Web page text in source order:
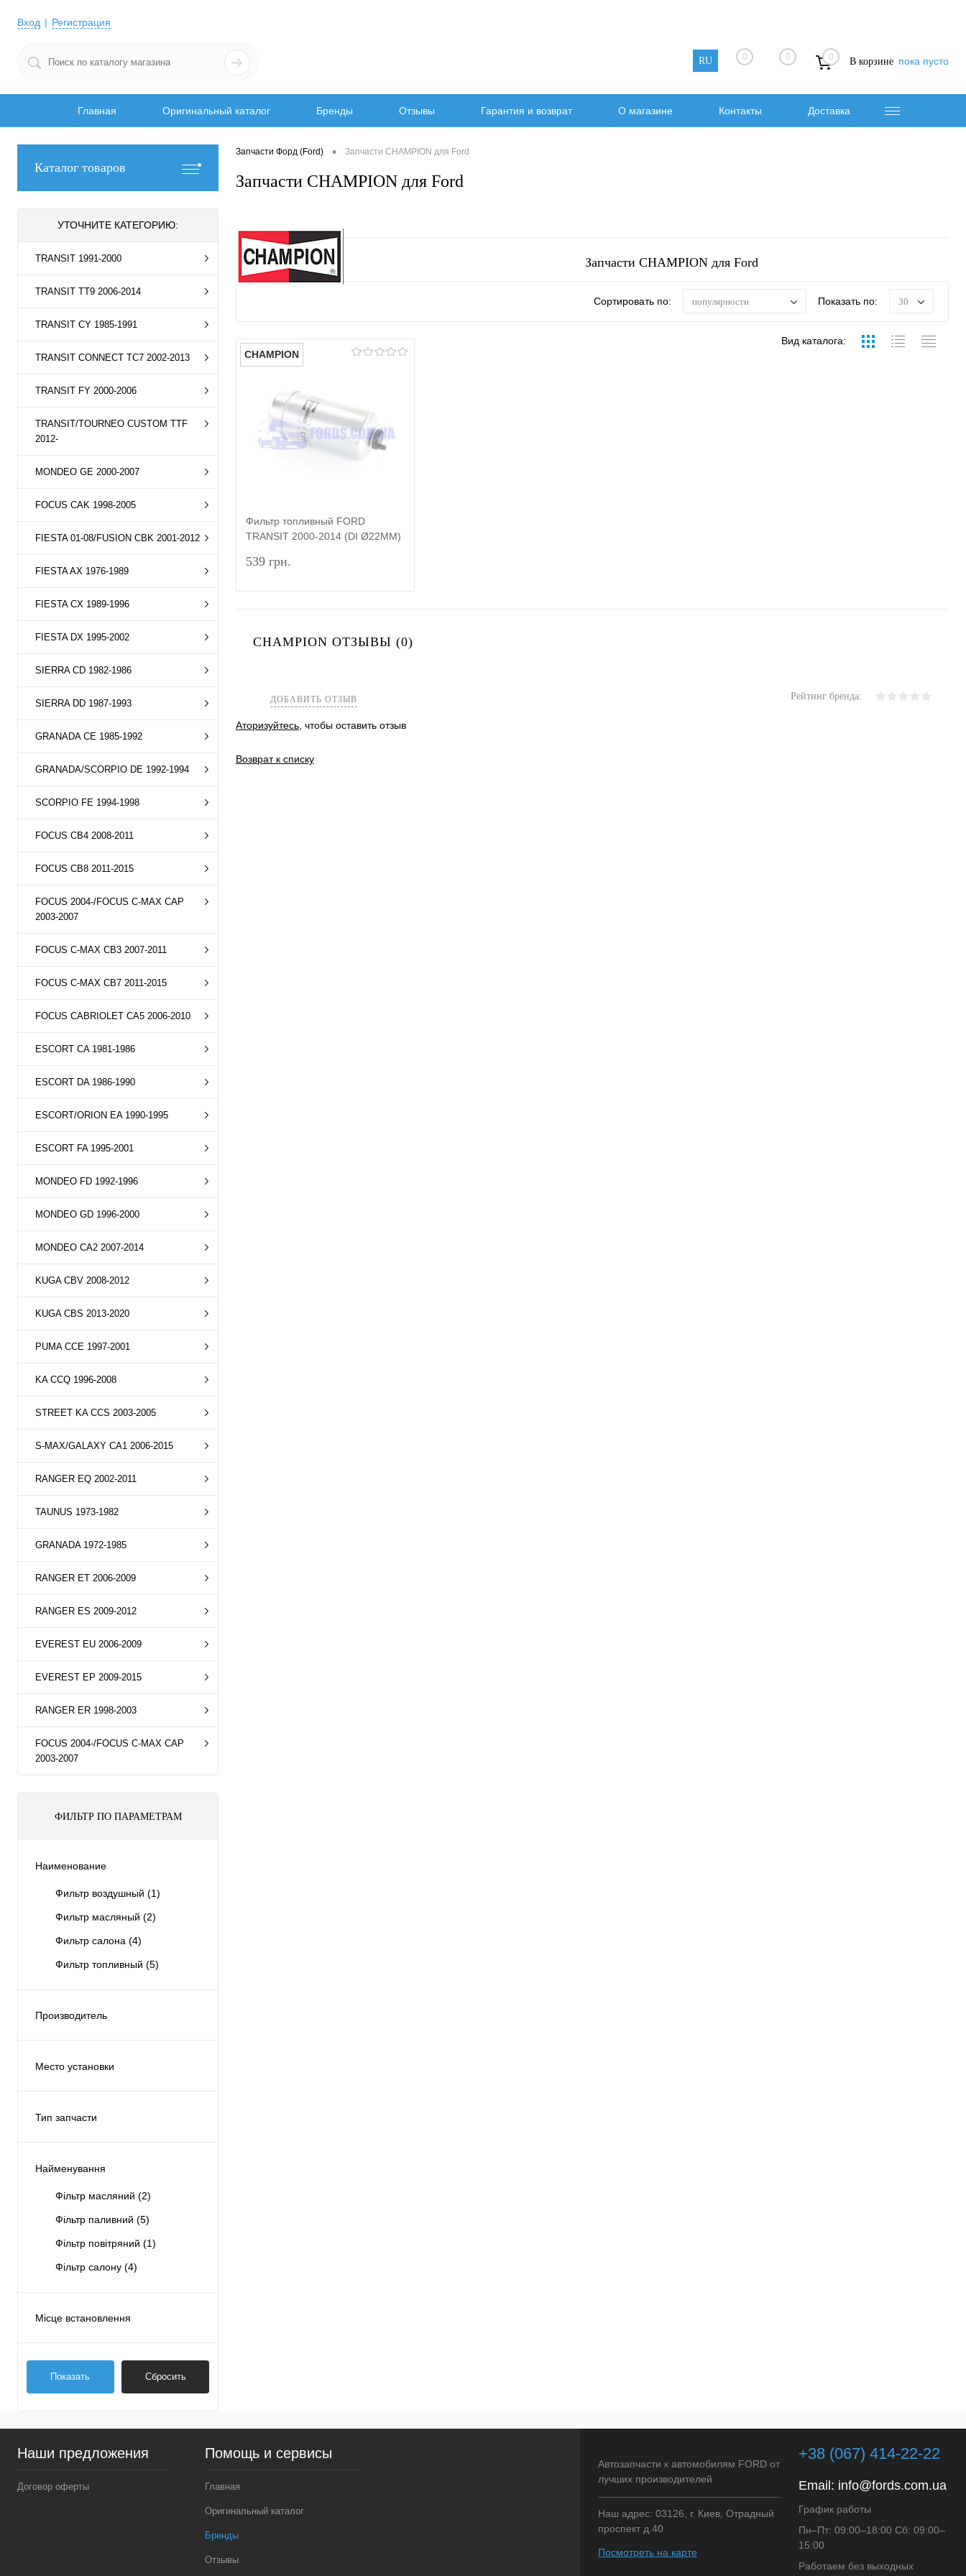
Вход Регистрация
RU 0 0 0 В корзине пока пусто
Главная Оригинальный каталог Бренды Отзывы Гарантия и возврат О магазине Контакты Доставка
Каталог товаров
УТОЧНИТЕ КАТЕГОРИЮ:
TRANSIT 1991-2000
TRANSIT TT9 2006-2014
TRANSIT CY 1985-1991
TRANSIT CONNECT TC7 2002-2013
TRANSIT FY 2000-2006
TRANSIT/TOURNEO CUSTOM TTF
2012-
MONDEO GE 2000-2007
FOCUS CAK 1998-2005
FIESTA 01-08/FUSION CBK 2001-2012
FIESTA AX 1976-1989
FIESTA CX 1989-1996
FIESTA DX 1995-2002
SIERRA CD 1982-1986
SIERRA DD 1987-1993
GRANADA CE 1985-1992
GRANADA/SCORPIO DE 1992-1994
SCORPIO FE 1994-1998
FOCUS CB4 2008-2011
FOCUS CB8 2011-2015
FOCUS 2004-/FOCUS C-MAX CAP
2003-2007
FOCUS C-MAX CB3 2007-2011
FOCUS C-MAX CB7 2011-2015
FOCUS CABRIOLET CA5 2006-2010
ESCORT CA 1981-1986
ESCORT DA 1986-1990
ESCORT/ORION EA 1990-1995
ESCORT FA 1995-2001
MONDEO FD 1992-1996
MONDEO GD 1996-2000
MONDEO CA2 2007-2014
KUGA CBV 2008-2012
KUGA CBS 2013-2020
PUMA CCE 1997-2001
KA CCQ 1996-2008
STREET KA CCS 2003-2005
S-MAX/GALAXY CA1 2006-2015
RANGER EQ 2002-2011
TAUNUS 1973-1982
GRANADA 1972-1985
RANGER ET 2006-2009
RANGER ES 2009-2012
EVEREST EU 2006-2009
EVEREST EP 2009-2015
RANGER ER 1998-2003
FOCUS 2004-/FOCUS C-MAX CAP
2003-2007
ФИЛЬТР ПО ПАРАМЕТРАМ
Наименование
Фильтр воздушный (1)
Фильтр масляный (2)
Фильтр салона (4)
Фильтр топливный (5)
Производитель
Место установки
Топливная система
Тип запчасти
Найменування
Фільтр масляний (2)
Фільтр паливний (5)
Фільтр повітряний (1)
Фільтр салону (4)
Місце встановлення
Салон(1)
Показать Сбросить
Запчасти Форд (Ford) • Запчасти CHAMPION для Ford
Запчасти CHAMPION для Ford
Запчасти CHAMPION для Ford
Сортировать по: популярности Показать по: 30
Вид каталога:
CHAMPION
Фильтр топливный FORD
TRANSIT 2000-2014 (DI Ø22MM)
539 грн.
CHAMPION ОТЗЫВЫ (0)
ДОБАВИТЬ ОТЗЫВ Рейтинг бренда:
Аторизуйтесь, чтобы оставить отзыв
Возврат к списку
Наши предложения
Договор оферты
Помощь и сервисы
Главная
Оригинальный каталог
Бренды
Отзывы
Автозапчасти к автомобилям FORD от
лучших производителей
Наш адрес: 03126, г. Киев, Отрадный
проспект д.40
Посмотреть на карте
+38 (067) 414-22-22
Email: info@fords.com.ua
График работы
Пн–Пт: 09:00–18:00 Сб: 09:00–
15:00
Работаем без выходных